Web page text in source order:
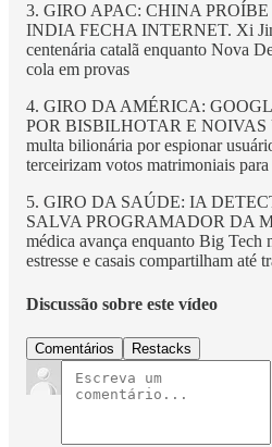
3. GIRO APAC: CHINA
INDIA FECHA INTERNET. Xi
centenária catalã enquanto Nova
cola em provas
4. GIRO DA AMÉRICA:
POR BISBILHOTAR E NOIVAS
multa bilionária por espionar
terceirizam votos matrimoniais
5. GIRO DA SAÚDE: IA
SALVA PROGRAMADOR DA
médica avança enquanto Big Tech
estresse e casais compartilham até
Discussão sobre este vídeo
Comentários Restacks